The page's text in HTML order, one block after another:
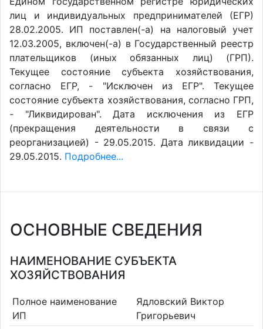
лиц и индивидуальных предпринимателей (ЕГР)
28.02.2005. ИП поставлен(-a) на налоговый учет
12.03.2005, включен(-a) в Государственный реестр
плательщиков (иных обязанных лиц) (ГРП).
Текущее состояние субъекта хозяйствования,
согласно ЕГР, - "Исключен из ЕГР". Текущее
состояние субъекта хозяйствования, согласно ГРП,
- "Ликвидирован". Дата исключения из ЕГР
(прекращения деятельности в связи с
реорганизацией) - 29.05.2015. Дата ликвидации -
29.05.2015. Подробнее...
ОСНОВНЫЕ СВЕДЕНИЯ
НАИМЕНОВАНИЕ СУБЪЕКТА
ХОЗЯЙСТВОВАНИЯ
Полное наименование
ИП
Ядловский Виктор
Григорьевич